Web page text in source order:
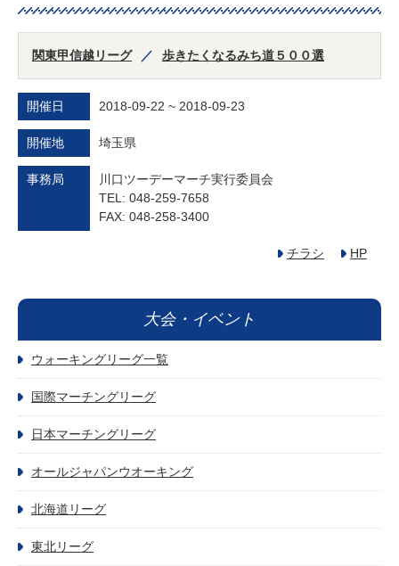
関東甲信越リーグ 歩きたくなるみち道５００選
開催日 2018-09-22 ~ 2018-09-23
開催地 埼玉県
事務局
川口ツーデーマーチ実行委員会
TEL: 048-259-7658
FAX: 048-258-3400
チラシ HP
大会・イベント
ウォーキングリーグ一覧
国際マーチングリーグ
日本マーチングリーグ
オールジャパンウオーキング
北海道リーグ
東北リーグ